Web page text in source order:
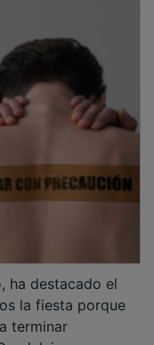
la fiesta porque
terminar